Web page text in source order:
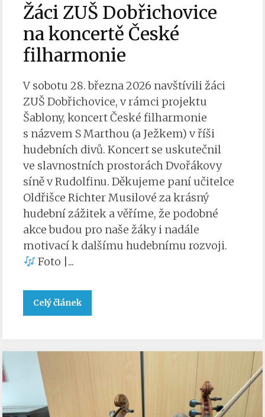
Žáci ZUŠ Dobřichovice
na koncertě České
filharmonie
V sobotu 28. března 2026 navštívili žáci
ZUŠ Dobřichovice, v rámci projektu
Šablony, koncert České filharmonie
s názvem S Marthou (a Ježkem) v říši
hudebních divů. Koncert se uskutečnil
ve slavnostních prostorách Dvořákovy
síně v Rudolfinu. Děkujeme paní učitelce
Oldřišce Richter Musilové za krásný
hudební zážitek a věříme, že podobné
akce budou pro naše žáky i nadále
motivací k dalšímu hudebnímu rozvoji.
Foto |...
Celý článek